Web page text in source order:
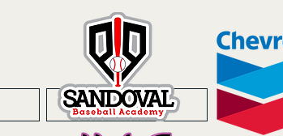
Noticias